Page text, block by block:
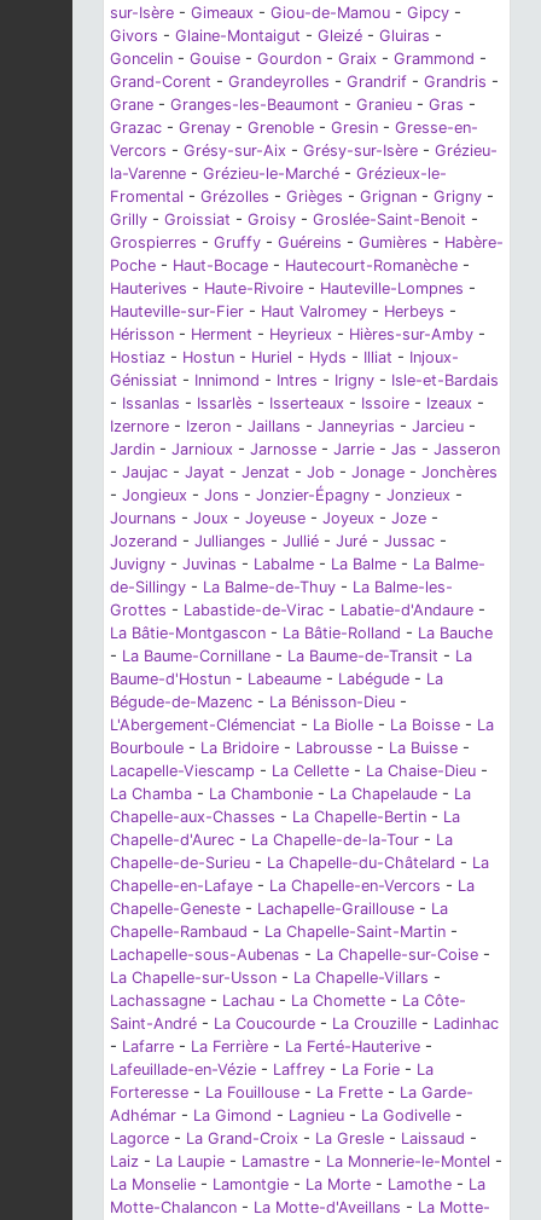
sur-Isère - Gimeaux - Giou-de-Mamou - Gipcy -
Givors - Glaine-Montaigut - Gleizé - Gluiras -
Goncelin - Gouise - Gourdon - Graix - Grammond -
Grand-Corent - Grandeyrolles - Grandrif - Grandris -
Grane - Granges-les-Beaumont - Granieu - Gras -
Grazac - Grenay - Grenoble - Gresin - Gresse-en-
Vercors - Grésy-sur-Aix - Grésy-sur-Isère - Grézieu-
la-Varenne - Grézieu-le-Marché - Grézieux-le-
Fromental - Grézolles - Grièges - Grignan - Grigny -
Grilly - Groissiat - Groisy - Groslée-Saint-Benoit -
Grospierres - Gruffy - Guéreins - Gumières - Habère-
Poche - Haut-Bocage - Hautecourt-Romanèche -
Hauterives - Haute-Rivoire - Hauteville-Lompnes -
Hauteville-sur-Fier - Haut Valromey - Herbeys -
Hérisson - Herment - Heyrieux - Hières-sur-Amby -
Hostiaz - Hostun - Huriel - Hyds - Illiat - Injoux-
Génissiat - Innimond - Intres - Irigny - Isle-et-Bardais
- Issanlas - Issarlès - Isserteaux - Issoire - Izeaux -
Izernore - Izeron - Jaillans - Janneyrias - Jarcieu -
Jardin - Jarnioux - Jarnosse - Jarrie - Jas - Jasseron
- Jaujac - Jayat - Jenzat - Job - Jonage - Jonchères
- Jongieux - Jons - Jonzier-Épagny - Jonzieux -
Journans - Joux - Joyeuse - Joyeux - Joze -
Jozerand - Jullianges - Jullié - Juré - Jussac -
Juvigny - Juvinas - Labalme - La Balme - La Balme-
de-Sillingy - La Balme-de-Thuy - La Balme-les-
Grottes - Labastide-de-Virac - Labatie-d'Andaure -
La Bâtie-Montgascon - La Bâtie-Rolland - La Bauche
- La Baume-Cornillane - La Baume-de-Transit - La
Baume-d'Hostun - Labeaume - Labégude - La
Bégude-de-Mazenc - La Bénisson-Dieu -
L'Abergement-Clémenciat - La Biolle - La Boisse - La
Bourboule - La Bridoire - Labrousse - La Buisse -
Lacapelle-Viescamp - La Cellette - La Chaise-Dieu -
La Chamba - La Chambonie - La Chapelaude - La
Chapelle-aux-Chasses - La Chapelle-Bertin - La
Chapelle-d'Aurec - La Chapelle-de-la-Tour - La
Chapelle-de-Surieu - La Chapelle-du-Châtelard - La
Chapelle-en-Lafaye - La Chapelle-en-Vercors - La
Chapelle-Geneste - Lachapelle-Graillouse - La
Chapelle-Rambaud - La Chapelle-Saint-Martin -
Lachapelle-sous-Aubenas - La Chapelle-sur-Coise -
La Chapelle-sur-Usson - La Chapelle-Villars -
Lachassagne - Lachau - La Chomette - La Côte-
Saint-André - La Coucourde - La Crouzille - Ladinhac
- Lafarre - La Ferrière - La Ferté-Hauterive -
Lafeuillade-en-Vézie - Laffrey - La Forie - La
Forteresse - La Fouillouse - La Frette - La Garde-
Adhémar - La Gimond - Lagnieu - La Godivelle -
Lagorce - La Grand-Croix - La Gresle - Laissaud -
Laiz - La Laupie - Lamastre - La Monnerie-le-Montel -
La Monselie - Lamontgie - La Morte - Lamothe - La
Motte-Chalancon - La Motte-d'Aveillans - La Motte-